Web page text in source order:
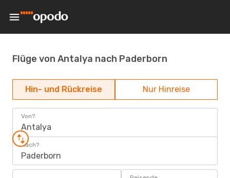
Flüge von Antalya nach Paderborn
Hin- und Rückreise Nur Hinreise
Von?
Antalya
Nach?
Paderborn